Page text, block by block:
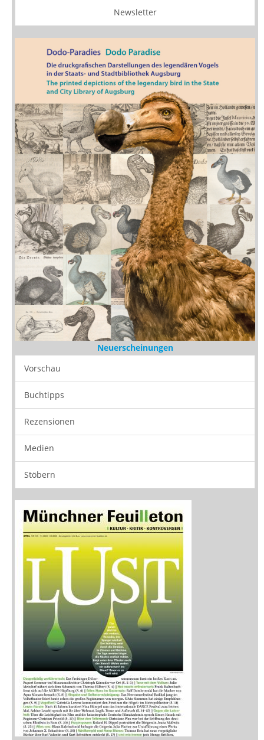
Newsletter
Neuerscheinungen
Vorschau
Buchtipps
Rezensionen
Medien
Stöbern